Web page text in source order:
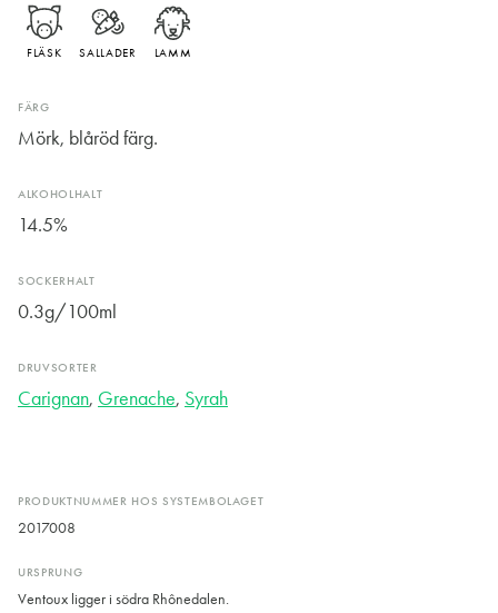
PRODUKTNUMMER HOS SYSTEMBOLAGET
2017008
URSPRUNG
Ventoux ligger i södra Rhônedalen.
FLÄSK SALLADER LAMM
FÄRG
Mörk, blåröd färg.
ALKOHOLHALT
14.5%
SOCKERHALT
0.3g/100ml
DRUVSORTER
Carignan, Grenache, Syrah